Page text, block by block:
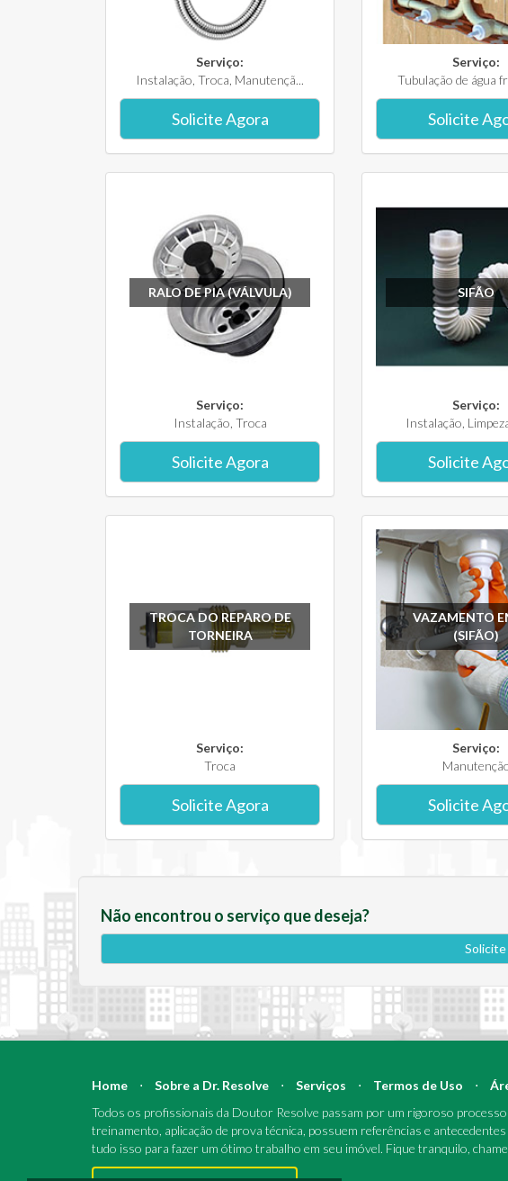
Serviço:
Instalação, Troca, Manutençã...
Solicite Agora
Serviço:
Tubulação de água
Solicite
RALO DE PIA (VÁLVULA)
Serviço:
Instalação, Troca
Solicite Agora
SIFÃO
Serviço:
Instalação,
Solicite
TROCA DO REPARO DE
TORNEIRA
Serviço:
Troca
Solicite Agora
VAZAMENTO
(SIFÃO)
Serviço:
Solicite
Não encontrou o serviço que deseja?
Home ⋅ Sobre a Dr. Resolve ⋅ Serviços ⋅ Termos de Uso ⋅
Todos os profissionais da Doutor Resolve passam por um rigoroso processo
treinamento, aplicação de prova técnica, possuem referências e antecedentes
tudo isso para fazer um ótimo trabalho em seu imóvel. Fique tranquilo,